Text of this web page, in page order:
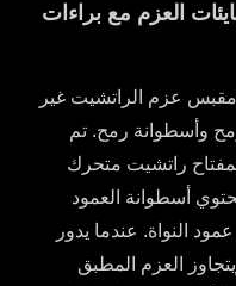
العزم مع براءات
عزم الراتشيت غير
وأسطوانة رمح. تم
راتشيت متحرك
أسطوانة العمود
النواة. عندما يدور
العزم المطبق